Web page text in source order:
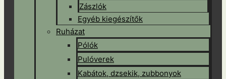
Zászlók
Egyéb kiegészítők
Ruházat
Pólók
Pulóverek
Kabátok, dzsekik, zubbonyok